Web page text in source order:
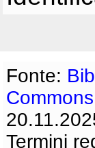
Fonte:
Termini